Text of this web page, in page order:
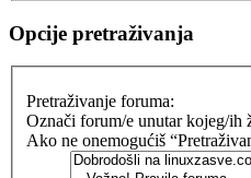
Opcije pretraživanja
Pretraživanje foruma:
Označi forum/e unutar kojeg/ih
Ako ne onemogućiš